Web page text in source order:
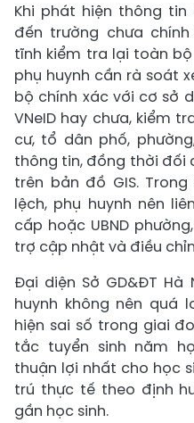
Khi phát hiện thông
đến trường chưa
tĩnh kiểm tra lại toàn
phụ huynh cần rà soát
bộ chính xác với cơ sở
VNeID hay chưa, kiểm
cư, tổ dân phố,
thông tin, đồng thời đối
trên bản đồ GIS.
lệch, phụ huynh nên
cấp hoặc UBND
trợ cập nhật và điều
Đại diện Sở GD&ĐT Hà
huynh không nên quá
hiện sai số trong giai
tắc tuyển sinh năm
thuận lợi nhất cho học
trú thực tế theo định
gần học sinh.